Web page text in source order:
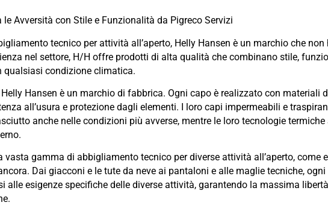
Avversità con Stile e Funzionalità da Pigreco Servizi
tecnico per attività all’aperto, Helly Hansen è un marchio che non
nel settore, H/H offre prodotti di alta qualità che combinano stile,
qualsiasi condizione climatica.
Hansen è un marchio di fabbrica. Ogni capo è realizzato con materiali
all’usura e protezione dagli elementi. I loro capi impermeabili e
anche nelle condizioni più avverse, mentre le loro tecnologie
vasta gamma di abbigliamento tecnico per diverse attività all’aperto, come
Dai giacconi e le tute da neve ai pantaloni e alle maglie tecniche, ogni
alle esigenze specifiche delle diverse attività, garantendo la massima